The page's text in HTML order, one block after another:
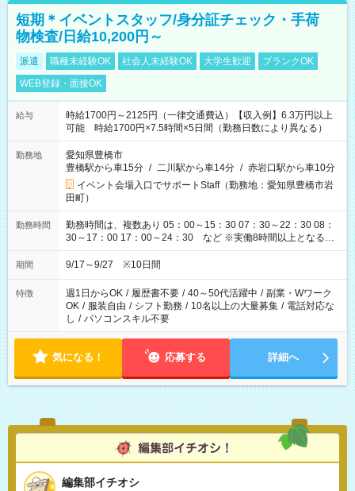
短期＊イベントスタッフ/身分証チェック・手荷
物検査/日給10,200円～
派遣 職種未経験OK 社会人未経験OK 大学生歓迎
ブランクOK
WEB登録・面接OK
給与
時給1700円～2125円（一律交通費込）【収入例】6.3万円以上
可能 時給1700円×7.5時間×5日間（勤務日数により異なる）
勤務地
愛知県豊橋市
豊橋駅から車15分 / 二川駅から車14分 / 赤岩口駅から車10分
イベント会場入口でサポートStaff（勤務地：愛知県豊橋市岩
田町）
勤務時間
勤務時間は、複数あり 05：00～15：30 07：30～22：30 08：
30～17：00 17：00～24：30 など ※実働8時間以上となる勤
務もあります。 【休憩】60分+他休憩あり 交替で取得します。
安全面に配慮しこまめな休憩があります。
期間 9/17～9/27 ※10日間
特徴 週1日からOK / 履歴書不要 / 40～50代活躍中 / 副業・Wワーク
OK / 服装自由 / シフト勤務 / 10名以上の大量募集 / 電話対応な
し / パソコンスキル不要
気になる！ 応募する 詳細へ
編集部イチオシ